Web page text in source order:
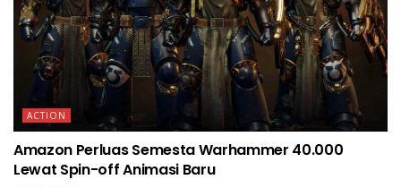
ACTION
Amazon Perluas Semesta Warhammer 40.000
Lewat Spin-off Animasi Baru